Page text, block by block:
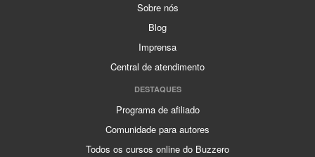
Sobre nós
Blog
Imprensa
Central de atendimento
DESTAQUES
Programa de afiliado
Comunidade para autores
Todos os cursos online do Buzzero